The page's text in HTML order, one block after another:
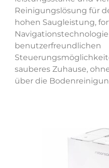
Reinigungslösung für
hohen Saugleistung,
benutzerfreundlichen
sauberes Zuhause,
über die